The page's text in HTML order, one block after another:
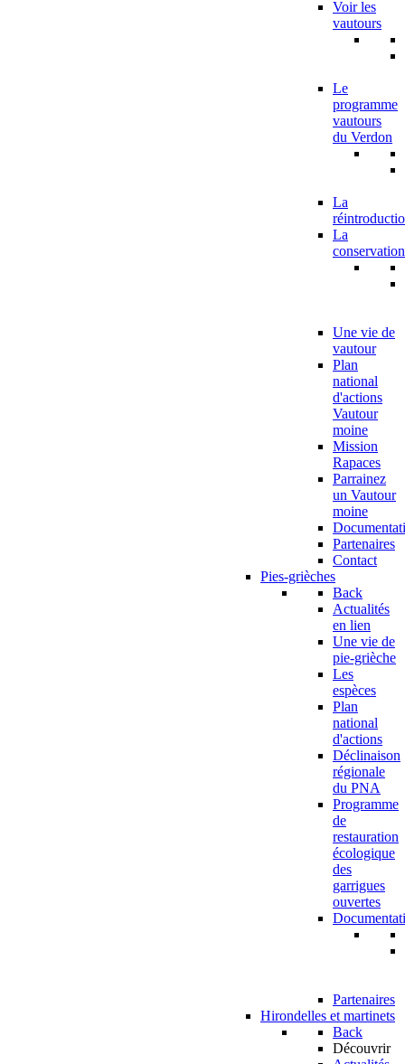
Voir les
vautours
Le
programme
vautours
du Verdon
La
La
conservation
Une vie de
vautour
Plan
national
d'actions
Vautour
moine
Mission
Rapaces
Parrainez
un Vautour
moine
Partenaires
Contact
Pies-grièches
Back
Actualités
en lien
Une vie de
pie-grièche
Les
espèces
Plan
national
d'actions
Déclinaison
régionale
du PNA
Programme
de
restauration
écologique
des
garrigues
ouvertes
Partenaires
Hirondelles et martinets
Back
Découvrir